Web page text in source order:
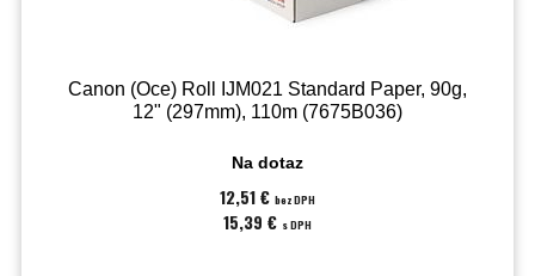
Canon (Oce) Roll IJM021 Standard Paper, 90g,
12" (297mm), 110m (7675B036)
Na dotaz
12,51 € bez DPH
15,39 € s DPH